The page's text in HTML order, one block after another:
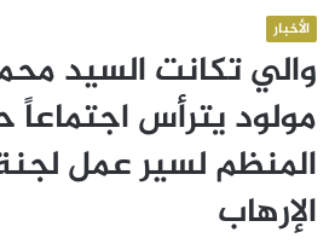
الأخبار
والي تكانت السيد
مولود يترأس اجتماعاً
المنظم لسير عمل
الإرهاب